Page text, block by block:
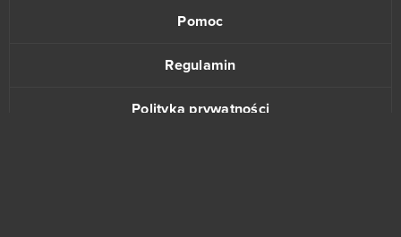
Pomoc
Regulamin
Polityka prywatności